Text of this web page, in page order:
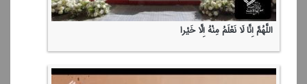
اللَّهُمَّ إِنَّا لَا نَعْلَمُ مِنْهُ إِلَّا خَیْرا